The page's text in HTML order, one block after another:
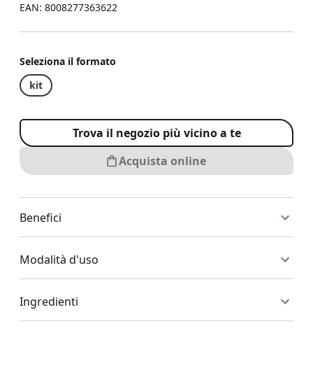
EAN: 8008277363622
Seleziona il formato
kit
Trova il negozio più vicino a te
Acquista online
Benefici
Modalità d'uso
Ingredienti